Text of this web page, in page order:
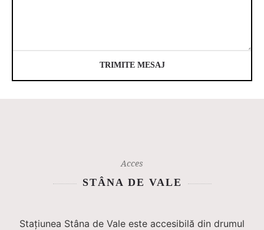
Acces
STÂNA DE VALE
Stațiunea Stâna de Vale este accesibilă din drumul